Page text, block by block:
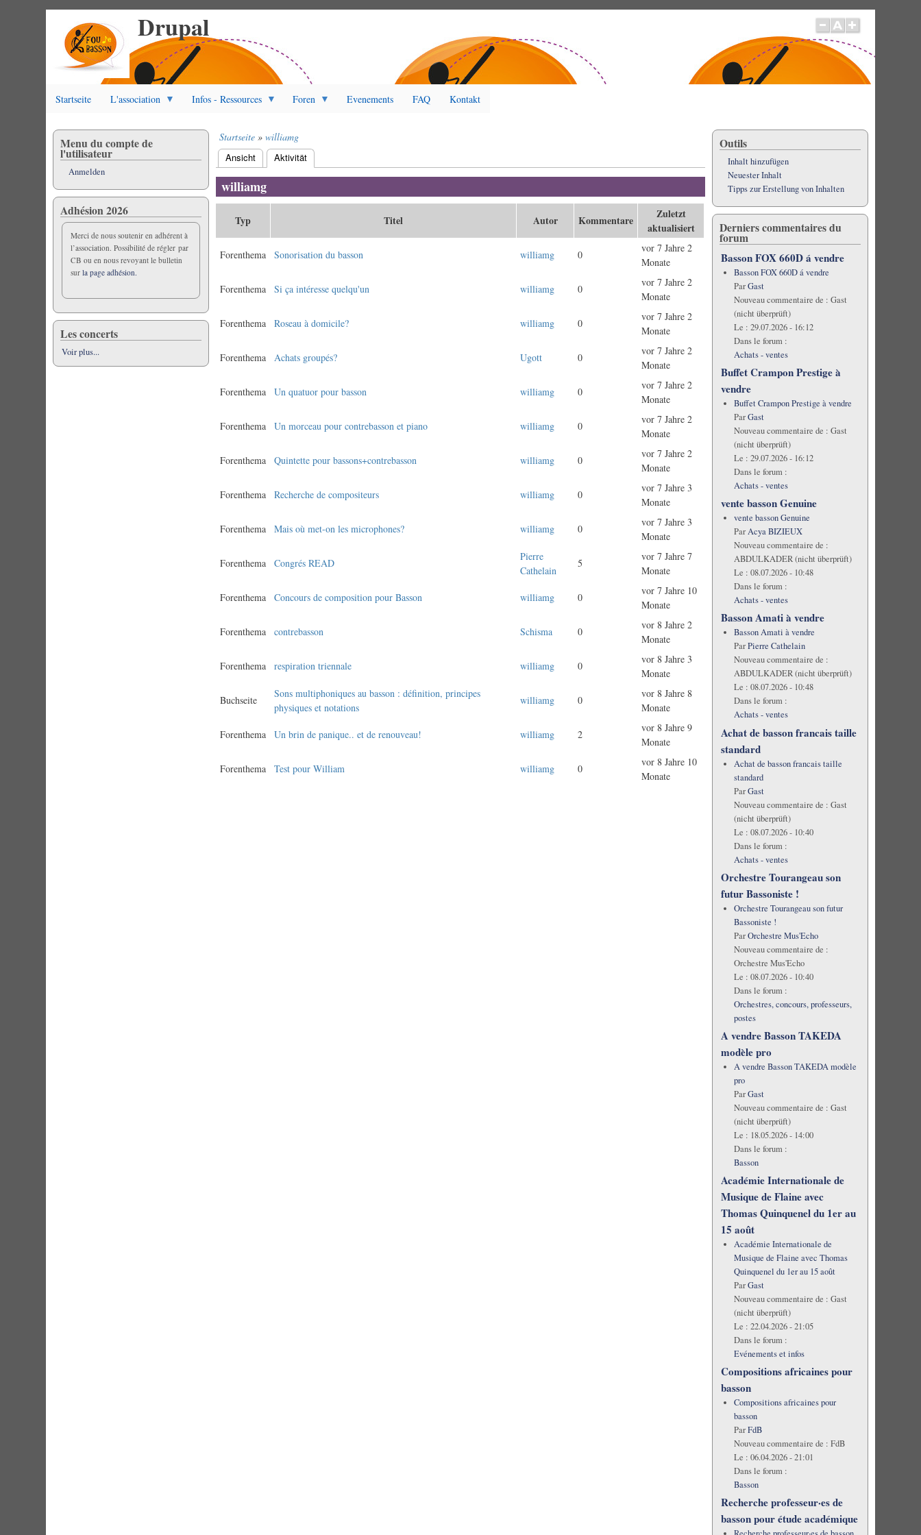
Drupal
Startseite L'association Infos - Ressources Foren Evenements FAQ Kontakt
Pfadnavigation
Startseite williamg
Primäre
Reiter
Ansicht Aktivität
williamg
Typ Titel Autor Kommentare
Zuletzt
aktualisiert
Forenthema Sonorisation du basson williamg 0
vor 7 Jahre 2
Monate
Forenthema Si ça intéresse quelqu'un williamg 0
vor 7 Jahre 2
Monate
Forenthema Roseau à domicile? williamg 0
vor 7 Jahre 2
Monate
Forenthema Achats groupés? Ugott 0
vor 7 Jahre 2
Monate
Forenthema Un quatuor pour basson williamg 0
vor 7 Jahre 2
Monate
Forenthema Un morceau pour contrebasson et piano williamg 0
vor 7 Jahre 2
Monate
Forenthema Quintette pour bassons+contrebasson williamg 0
vor 7 Jahre 2
Monate
Forenthema Recherche de compositeurs williamg 0
vor 7 Jahre 3
Monate
Forenthema Mais où met-on les microphones? williamg 0
vor 7 Jahre 3
Monate
Forenthema Congrés READ
Pierre
Cathelain
5
vor 7 Jahre 7
Monate
Forenthema Concours de composition pour Basson williamg 0
vor 7 Jahre 10
Monate
Forenthema contrebasson Schisma 0
vor 8 Jahre 2
Monate
Forenthema respiration triennale williamg 0
vor 8 Jahre 3
Monate
Buchseite
Sons multiphoniques au basson : définition, principes
physiques et notations
williamg 0
vor 8 Jahre 8
Monate
Forenthema Un brin de panique.. et de renouveau! williamg 2
vor 8 Jahre 9
Monate
Forenthema Test pour William williamg 0
vor 8 Jahre 10
Monate
Menu du compte de
l'utilisateur
Anmelden
Adhésion 2026
Merci de nous soutenir en adhérent à
l’association. Possibilité de régler par
CB ou en nous revoyant le bulletin
surla page adhésion.
Les concerts
Voir plus...
Outils
Inhalt hinzufügen
Neuester Inhalt
Tipps zur Erstellung von Inhalten
Derniers commentaires du
forum
Basson FOX 660D á vendre
Basson FOX 660D á vendre
ParGast
Nouveau commentaire de : Gast
(nicht überprüft)
Le : 29.07.2026 - 16:12
Dans le forum :
Achats - ventes
Buffet Crampon Prestige à
vendre
Buffet Crampon Prestige à vendre
ParGast
Nouveau commentaire de : Gast
(nicht überprüft)
Le : 29.07.2026 - 16:12
Dans le forum :
Achats - ventes
vente basson Genuine
vente basson Genuine
ParAcya BIZIEUX
Nouveau commentaire de :
ABDULKADER (nicht überprüft)
Le : 08.07.2026 - 10:48
Dans le forum :
Achats - ventes
Basson Amati à vendre
Basson Amati à vendre
ParPierre Cathelain
Nouveau commentaire de :
ABDULKADER (nicht überprüft)
Le : 08.07.2026 - 10:48
Dans le forum :
Achats - ventes
Achat de basson francais taille
standard
Achat de basson francais taille
standard
ParGast
Nouveau commentaire de : Gast
(nicht überprüft)
Le : 08.07.2026 - 10:40
Dans le forum :
Achats - ventes
Orchestre Tourangeau son
futur Bassoniste !
Orchestre Tourangeau son futur
Bassoniste !
ParOrchestre Mus'Echo
Nouveau commentaire de :
Orchestre Mus'Echo
Le : 08.07.2026 - 10:40
Dans le forum :
Orchestres, concours, professeurs,
postes
A vendre Basson TAKEDA
modèle pro
A vendre Basson TAKEDA modèle
pro
ParGast
Nouveau commentaire de : Gast
(nicht überprüft)
Le : 18.05.2026 - 14:00
Dans le forum :
Basson
Académie Internationale de
Musique de Flaine avec
Thomas Quinquenel du 1er au
15 août
Académie Internationale de
Musique de Flaine avec Thomas
Quinquenel du 1er au 15 août
ParGast
Nouveau commentaire de : Gast
(nicht überprüft)
Le : 22.04.2026 - 21:05
Dans le forum :
Evénements et infos
Compositions africaines pour
basson
Compositions africaines pour
basson
ParFdB
Nouveau commentaire de : FdB
Le : 06.04.2026 - 21:01
Dans le forum :
Basson
Recherche professeur·es de
basson pour étude académique